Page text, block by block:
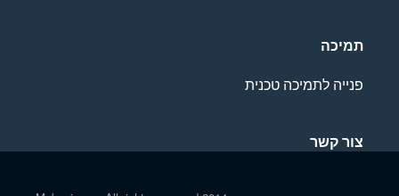
תמיכה
פנייה לתמיכה טכנית
צור קשר